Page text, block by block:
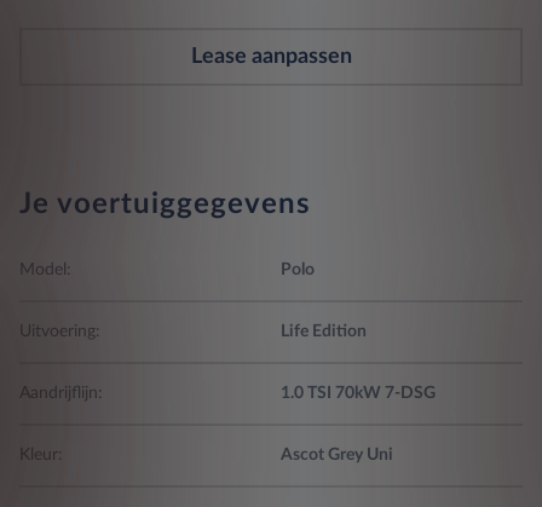
Lease aanpassen
Je voertuiggegevens
Model: Polo
Uitvoering: Life Edition
Aandrijflijn: 1.0 TSI 70kW 7-DSG
Kleur: Ascot Grey Uni